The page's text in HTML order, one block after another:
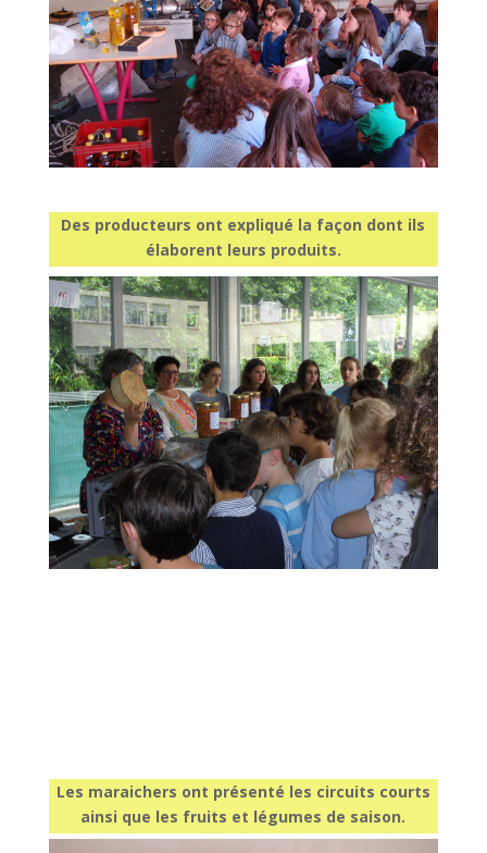
Des producteurs ont expliqué la façon dont ils
élaborent leurs produits.
Les maraichers ont présenté les circuits courts
ainsi que les fruits et légumes de saison.